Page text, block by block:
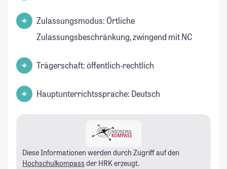
Zulassungsmodus: Örtliche
Zulassungsbeschränkung, zwingend mit NC
Trägerschaft: öffentlich-rechtlich
Hauptunterrichtssprache: Deutsch
Diese Informationen werden durch Zugriff auf den
Hochschulkompass der HRK erzeugt.